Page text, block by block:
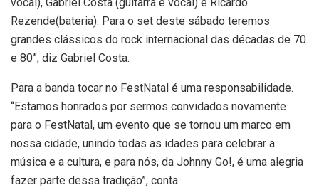
Rezende(bateria). Para o set deste sábado teremos
grandes clássicos do rock internacional das décadas de 70
e 80”, diz Gabriel Costa.
Para a banda tocar no FestNatal é uma responsabilidade.
“Estamos honrados por sermos convidados novamente
para o FestNatal, um evento que se tornou um marco em
nossa cidade, unindo todas as idades para celebrar a
música e a cultura, e para nós, da Johnny Go!, é uma alegria
fazer parte dessa tradição”, conta.